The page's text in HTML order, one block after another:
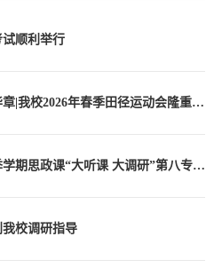
试顺利举行
以运动之名，赴青春华章|我校2026年春季田径运动会隆重开幕
2026年度全省高校春季学期思政课“大听课 大调研”第八专家组莅临我校听课调研
校调研指导